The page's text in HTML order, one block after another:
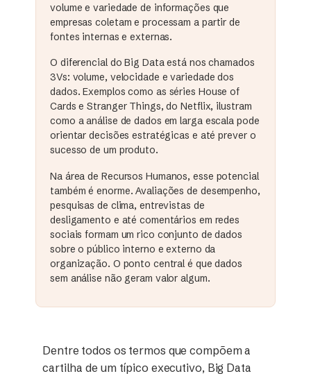
volume e variedade de informações que
empresas coletam e processam a partir de
fontes internas e externas.
O diferencial do Big Data está nos chamados
3Vs: volume, velocidade e variedade dos
dados. Exemplos como as séries House of
Cards e Stranger Things, do Netflix, ilustram
como a análise de dados em larga escala pode
orientar decisões estratégicas e até prever o
sucesso de um produto.
Na área de Recursos Humanos, esse potencial
também é enorme. Avaliações de desempenho,
pesquisas de clima, entrevistas de
desligamento e até comentários em redes
sociais formam um rico conjunto de dados
sobre o público interno e externo da
organização. O ponto central é que dados
sem análise não geram valor algum.
Dentre todos os termos que compõem a
cartilha de um típico executivo, Big Data